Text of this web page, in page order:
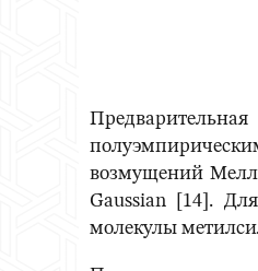
возмущений
Gaussian [14].
молекулы